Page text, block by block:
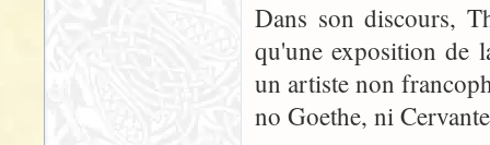
Dans son discours,
qu'une exposition de
un artiste non
no Goethe, ni